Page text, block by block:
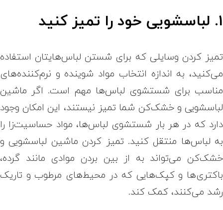
1. لباسشویی خود را تمیز کنید
تمیز کردن وسایلی که برای شستن لباس‌هایتان استفاده
می‌کنید، به اندازه انتخاب مواد شوینده و نرم‌کننده‌های
مناسب برای شستشوی لباس‌ها مهم است. اگر ماشین
لباسشویی و خشک‌کن شما تمیز نیستند، این امکان وجود
دارد که در هر بار شستشوی لباس‌ها، مواد حساسیت‌زا را
به لباس‌ها منتقل کنید. تمیز کردن ماشین لباسشویی و
خشک‌کن می‌تواند به از بین بردن موادی مانند گرده،
باکتری‌ها و کپک‌هایی که در محیط‌های مرطوب و تاریک
رشد می‌کنند، کمک کند.